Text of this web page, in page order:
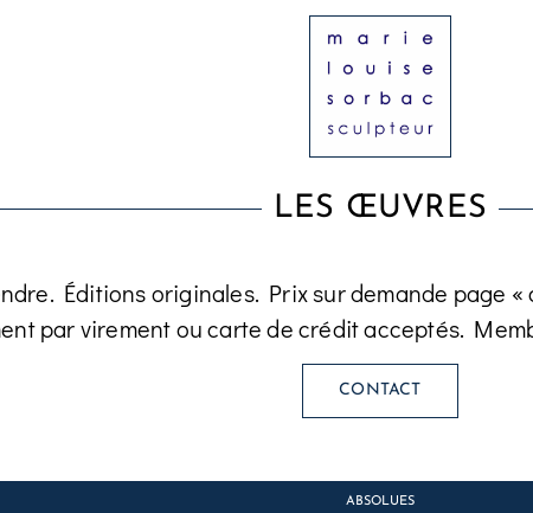
LES ŒUVRES
Éditions originales. Prix sur demande page
par virement ou carte de crédit acceptés.
CONTACT
ABSOLUES